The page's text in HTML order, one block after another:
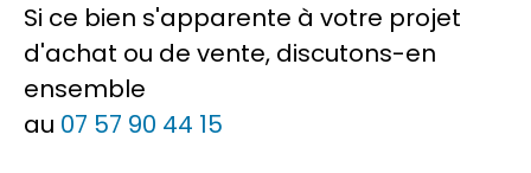
Si ce bien s'apparente à votre projet
d'achat ou de vente, discutons-en
ensemble
au 07 57 90 44 15